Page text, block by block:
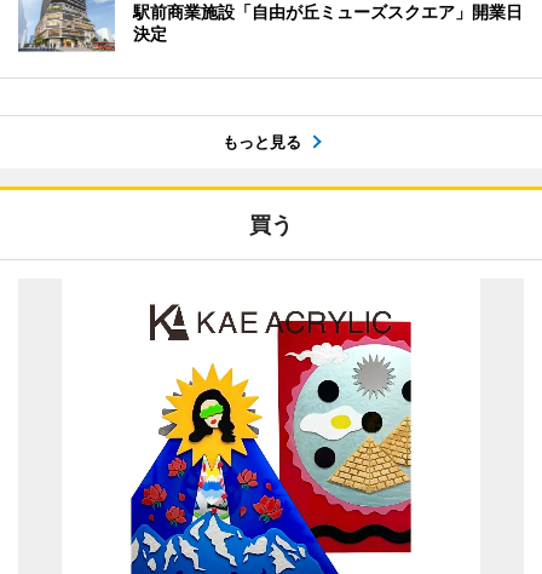
駅前商業施設「自由が丘ミューズスクエア」開業日
決定
もっと見る
買う